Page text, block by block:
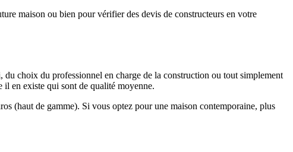
maison ou bien pour vérifier des devis de constructeurs en votre
du choix du professionnel en charge de la construction ou tout simplement
il en existe qui sont de qualité moyenne.
(haut de gamme). Si vous optez pour une maison contemporaine, plus